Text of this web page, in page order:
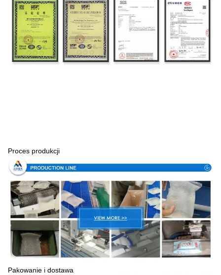
Proces produkcji
Pakowanie i dostawa